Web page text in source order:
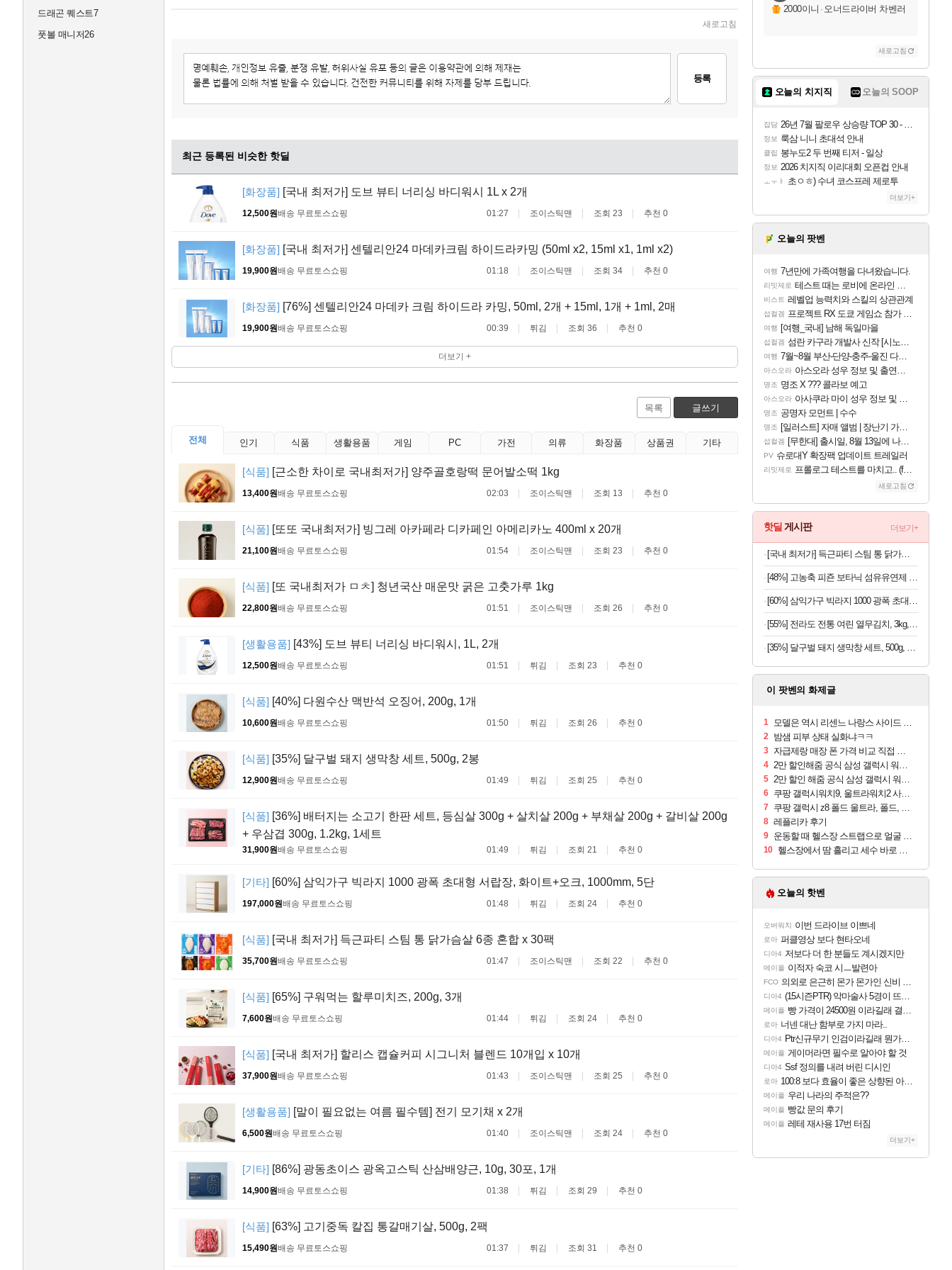
드래곤 퀘스트7
풋볼 매니저26
새로고침
등록
최근 등록된 비슷한 핫딜
[화장품] [국내 최저가] 도브 뷰티 너리싱 바디워시 1L x 2개
12,500원배송 무료토스쇼핑 01:27 조이스틱맨 조회 23 추천 0
[화장품] [국내 최저가] 센텔리안24 마데카크림 하이드라카밍 (50ml x2, 15ml x1, 1ml x2)
19,900원배송 무료토스쇼핑 01:18 조이스틱맨 조회 34 추천 0
[화장품] [76%] 센텔리안24 마데카 크림 하이드라 카밍, 50ml, 2개 + 15ml, 1개 + 1ml, 2매
19,900원배송 무료토스쇼핑 00:39 튀김 조회 36 추천 0
더보기 +
목록 글쓰기
전체 인기 식품 생활용품 게임 PC 가전 의류 화장품 상품권 기타
[식품] [근소한 차이로 국내최저가] 양주골호랑떡 문어발소떡 1kg
13,400원배송 무료토스쇼핑 02:03 조이스틱맨 조회 13 추천 0
[식품] [또또 국내최저가] 빙그레 아카페라 디카페인 아메리카노 400ml x 20개
21,100원배송 무료토스쇼핑 01:54 조이스틱맨 조회 23 추천 0
[식품] [또 국내최저가 ㅁㅊ] 청년국산 매운맛 굵은 고춧가루 1kg
22,800원배송 무료토스쇼핑 01:51 조이스틱맨 조회 26 추천 0
[생활용품] [43%] 도브 뷰티 너리싱 바디워시, 1L, 2개
12,500원배송 무료토스쇼핑 01:51 튀김 조회 23 추천 0
[식품] [40%] 다원수산 맥반석 오징어, 200g, 1개
10,600원배송 무료토스쇼핑 01:50 튀김 조회 26 추천 0
[식품] [35%] 달구벌 돼지 생막창 세트, 500g, 2봉
12,900원배송 무료토스쇼핑 01:49 튀김 조회 25 추천 0
[식품] [36%] 배터지는 소고기 한판 세트, 등심살 300g + 살치살 200g + 부채살 200g + 갈비살 200g
+ 우삼겹 300g, 1.2kg, 1세트
31,900원배송 무료토스쇼핑 01:49 튀김 조회 21 추천 0
[기타] [60%] 삼익가구 빅라지 1000 광폭 초대형 서랍장, 화이트+오크, 1000mm, 5단
197,000원배송 무료토스쇼핑 01:48 튀김 조회 24 추천 0
[식품] [국내 최저가] 득근파티 스팀 통 닭가슴살 6종 혼합 x 30팩
35,700원배송 무료토스쇼핑 01:47 조이스틱맨 조회 22 추천 0
[식품] [65%] 구워먹는 할루미치즈, 200g, 3개
7,600원배송 무료토스쇼핑 01:44 튀김 조회 24 추천 0
[식품] [국내 최저가] 할리스 캡슐커피 시그니처 블렌드 10개입 x 10개
37,900원배송 무료토스쇼핑 01:43 조이스틱맨 조회 25 추천 0
[생활용품] [말이 필요없는 여름 필수템] 전기 모기채 x 2개
6,500원배송 무료토스쇼핑 01:40 조이스틱맨 조회 24 추천 0
[기타] [86%] 광동초이스 광옥고스틱 산삼배양근, 10g, 30포, 1개
14,900원배송 무료토스쇼핑 01:38 튀김 조회 29 추천 0
[식품] [63%] 고기중독 칼집 통갈매기살, 500g, 2팩
15,490원배송 무료토스쇼핑 01:37 튀김 조회 31 추천 0
2000이니 · 오너드라이버 차벤러
새로고침
오늘의 치지직 오늘의 SOOP
잡담 26년 7월 팔로우 상승량 TOP 30 - 월간 치지직
정보 룩삼 니니 초대석 안내
클립 봉누도2 두 번째 티저 - 일상
정보 2026 치지직 이리대회 오픈컵 안내
ㅗㅜㅑ 초ㅇㅎ) 수녀 코스프레 제로투
더보기+
오늘의 팟벤
여행 7년만에 가족여행을 다녀왔습니다.
리밋제로 테스트 때는 로비에 온라인 기능이 있는데
비스트 레벨업 능력치와 스킬의 상관관계
섭컬겜 프로젝트 RX 도쿄 게임쇼 참가 결정
여행 [여행_국내] 남해 독일마을
섭컬겜 섬란 카구라 개발사 신작 [시노비 넥서스] 연내 출시 예정
여행 7월~8월 부산-단양-충주-울진 다녀왔어요~
아스오라 아스오라 성우 정보 및 출연작 모음
명조 명조 X ??? 콜라보 예고
아스오라 아사쿠라 마이 성우 정보 및 주요 필모
명조 공명자 모먼트 | 수수
명조 [일러스트] 자매 앨범 | 장난기 가득한 오후의 공원 (리메이크판)
섭컬겜 [무한대] 출시일, 8월 13일에 나오나
PV 슈로대Y 확장팩 업데이트 트레일러
리밋제로 프롤로그 테스트를 마치고.. (feat. 리아)
새로고침
핫딜 게시판 더보기+
[국내 최저가] 득근파티 스팀 통 닭가슴살 6종 혼합 x 30팩
[48%] 고농축 피죤 보타닉 섬유유연제 프리지아 자몽, 1.3L, 4개
[60%] 삼익가구 빅라지 1000 광폭 초대형 서랍장, 화이트+오크, 1000mm, 5단
[55%] 전라도 전통 여린 열무김치, 3kg, 1박스
[35%] 달구벌 돼지 생막창 세트, 500g, 2봉
이 팟벤의 화제글
1 모델은 역시 리센느 나랑스 사이드 1.25L 1박스
2 밤샘 피부 상태 실화냐ㅋㅋ
3 자급제랑 매장 폰 가격 비교 직접 안가도 되네요
4 2만 할인해줌 공식 삼성 갤럭시 워치9 크림, 40mm, 블루투스
5 2만 할인 해줌 공식 삼성 갤럭시 워치9 실버, 44mm, 블루투스
6 쿠팡 갤럭시워치9, 울트라워치2 사전구매 혜택 받아보세요
7 쿠팡 갤럭시 z8 폴드 울트라, 폴드, 플립 사전예약
8 레플리카 후기
9 운동할 때 헬스장 스트랩으로 얼굴 만졌다가 볼 뒤집어짐
10 헬스장에서 땀 흘리고 세수 바로 안 하면 트러블 나냐?
오늘의 핫벤
오버워치 이번 드라이브 이쁘네
로아 퍼클영상 보다 현타오네
디아4 저보다 더 한 분들도 계시겠지만
메이플 이적자 숙코 시ㅡ발련아
FCO 의외로 은근히 몬가 몬가인 신비 치어리더
디아4 (15시즌PTR) 악마술사 5경이 뜨네요
메이플 빵 가격이 24500원 이라길래 결제 취소하고 나왔다
로아 너넨 대난 함부로 가지 마라..
디아4 Ptr신규무기 인검이라길래 뭔가했는데
메이플 게이머라면 필수로 알아야 할 것
디아4 Ssf 정의를 내려 버린 디시인
로아 100:8 보다 효율이 좋은 상향된 아제나 ㄷㄷ
메이플 우리 나라의 주적은??
메이플 빵값 문의 후기
메이플 레테 재사용 17번 터짐
더보기+